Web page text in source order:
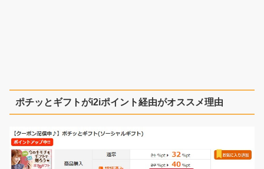
ポチッとギフトがi2iポイント経由がオススメ理由